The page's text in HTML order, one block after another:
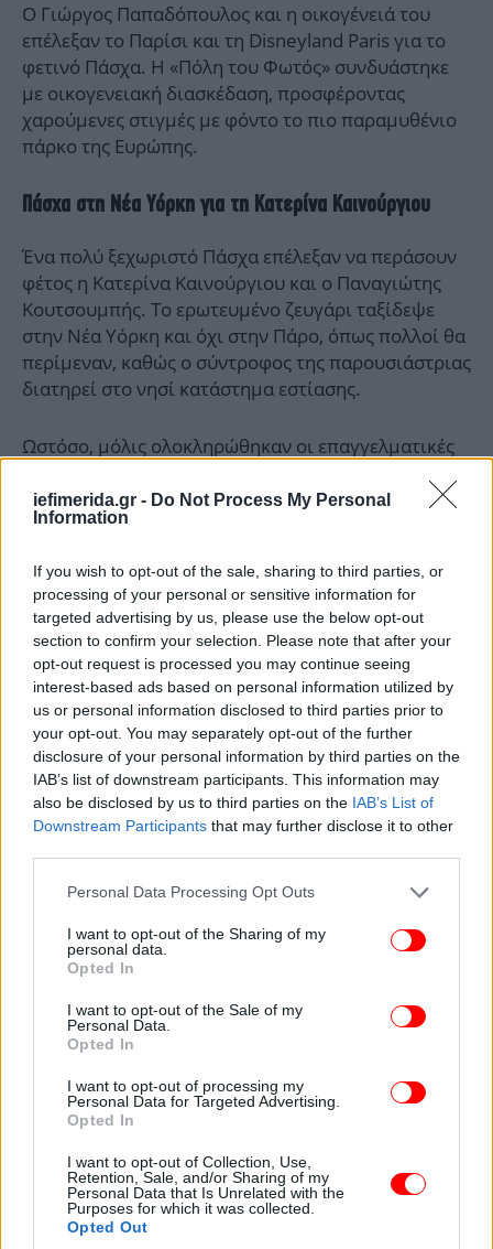
iefimerida.gr - Do Not Process My Personal
Information
If you wish to opt-out of the sale, sharing to third parties, or
processing of your personal or sensitive information for
targeted advertising by us, please use the below opt-out
section to confirm your selection. Please note that after your
opt-out request is processed you may continue seeing
interest-based ads based on personal information utilized by
us or personal information disclosed to third parties prior to
your opt-out. You may separately opt-out of the further
disclosure of your personal information by third parties on the
IAB’s list of downstream participants. This information may
also be disclosed by us to third parties on the IAB’s List of
Downstream Participants that may further disclose it to other
Please note that this website/app uses one or more Google
not limited to your visit or usage behaviour. You may click to
grant or deny consent to Google and its third-party tags to
use your data for below specified purposes in below Google
consent section.
Personal Data Processing Opt Outs
I want to opt-out of the Sharing of my
personal data.
Opted In
I want to opt-out of the Sale of my
Personal Data.
Opted In
I want to opt-out of processing my
Personal Data for Targeted Advertising.
Opted In
I want to opt-out of Collection, Use,
Retention, Sale, and/or Sharing of my
Personal Data that Is Unrelated with the
Purposes for which it was collected.
Opted Out
Ο Γιώργος Παπαδόπουλος και η οικογένειά του
επέλεξαν το Παρίσι και τη Disneyland Paris για το
φετινό Πάσχα. Η «Πόλη του Φωτός» συνδυάστηκε
με οικογενειακή διασκέδαση, προσφέροντας
χαρούμενες στιγμές με φόντο το πιο παραμυθένιο
πάρκο της Ευρώπης.
Πάσχα στη Νέα Υόρκη για τη Κατερίνα Καινούργιου
Ένα πολύ ξεχωριστό Πάσχα επέλεξαν να περάσουν
φέτος η Κατερίνα Καινούργιου και ο Παναγιώτης
Κουτσουμπής. Το ερωτευμένο ζευγάρι ταξίδεψε
στην Νέα Υόρκη και όχι στην Πάρο, όπως πολλοί θα
περίμεναν, καθώς ο σύντροφος της παρουσιάστριας
διατηρεί στο νησί κατάστημα εστίασης.
Ωστόσο, μόλις ολοκληρώθηκαν οι επαγγελματικές
ετοίμασαν βαλίτσες για την άλλη πλευρά του
Ατλαντικού.